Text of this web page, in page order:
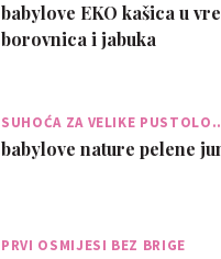
babylove EKO kašica u
borovnica i jabuka
SUHOĆA ZA VELIKE
babylove nature pelene
PRVI OSMIJESI BEZ BRIGE